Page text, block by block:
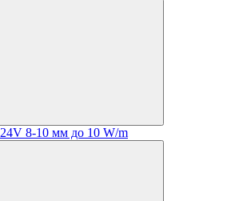
8-10 мм до 10 W/m